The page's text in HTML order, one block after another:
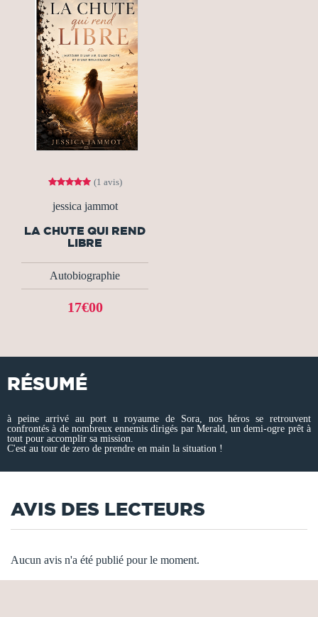
(1 avis)
jessica jammot
LA CHUTE QUI REND
LIBRE
Autobiographie
17€00
RÉSUMÉ
à peine arrivé au port u royaume de Sora, nos héros se retrouvent
confrontés à de nombreux ennemis dirigés par Merald, un demi-ogre prêt à
tout pour accomplir sa mission.
C'est au tour de zero de prendre en main la situation !
AVIS DES LECTEURS
Aucun avis n'a été publié pour le moment.